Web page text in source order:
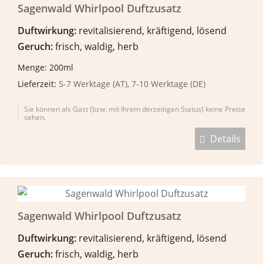
Sagenwald Whirlpool Duftzusatz
Duftwirkung: revitalisierend, kräftigend, lösend
Geruch:frisch, waldig, herb
Menge: 200ml
Lieferzeit: 5-7 Werktage (AT), 7-10 Werktage (DE)
Sie können als Gast (bzw. mit Ihrem derzeitigen Status) keine Preise
sehen.
Details
Sagenwald Whirlpool Duftzusatz
Duftwirkung: revitalisierend, kräftigend, lösend
Geruch:frisch, waldig, herb